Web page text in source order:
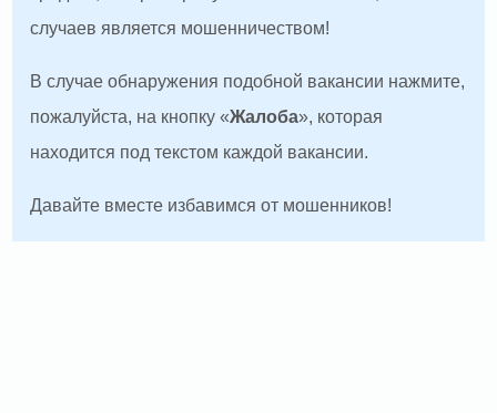
случаев является мошенничеством!
В случае обнаружения подобной вакансии нажмите,
пожалуйста, на кнопку «Жалоба», которая
находится под текстом каждой вакансии.
Давайте вместе избавимся от мошенников!